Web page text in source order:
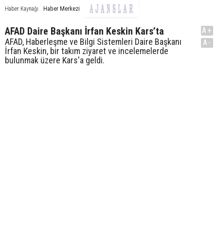
Haber Kaynağı Haber Merkezi
AFAD Daire Başkanı İrfan Keskin Kars’ta
AFAD, Haberleşme ve Bilgi Sistemleri Daire Başkanı
İrfan Keskin, bir takım ziyaret ve incelemelerde
bulunmak üzere Kars'a geldi.
A+
A-